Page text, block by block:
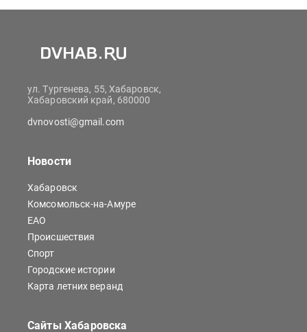
ул. Тургенева, 55, Хабаровск,
Хабаровский край, 680000
dvnovosti@gmail.com
Новости
Хабаровск
Комсомольск-на-Амуре
ЕАО
Происшествия
Спорт
Городские истории
Карта летних веранд
Сайты Хабаровска